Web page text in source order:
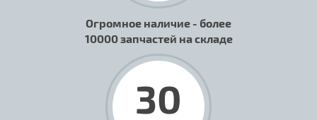
Огромное наличие - более
10000 запчастей на складе
30